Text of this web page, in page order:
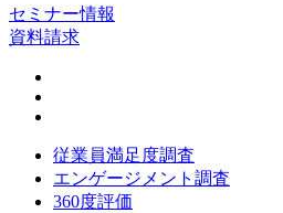
セミナー情報
資料請求
従業員満足度調査
エンゲージメント調査
360度評価